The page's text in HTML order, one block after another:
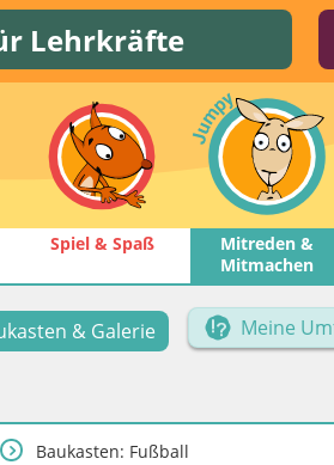
Lehrkräfte
Spiel & Spaß
Mitreden &
Mitmachen
& Galerie Meine
Baukasten: Fußball